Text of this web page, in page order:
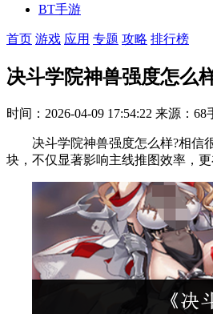
BT手游
首页 游戏 应用 专题 攻略 排行榜
决斗学院神兽强度怎么
时间：2026-04-09 17:54:22 来源：68
决斗学院神兽强度怎么样?相信很
块，不仅显著影响主线推图效率，